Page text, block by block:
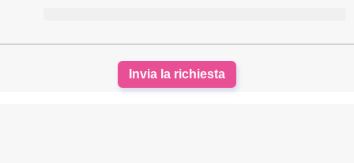
Invia la richiesta